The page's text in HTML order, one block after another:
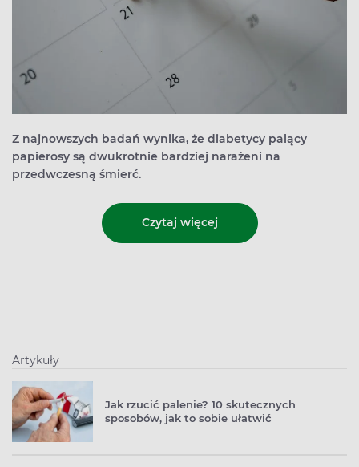
Z najnowszych badań wynika, że diabetycy palący
papierosy są dwukrotnie bardziej narażeni na
przedwczesną śmierć.
Czytaj więcej
Artykuły
Jak rzucić palenie? 10 skutecznych
sposobów, jak to sobie ułatwić